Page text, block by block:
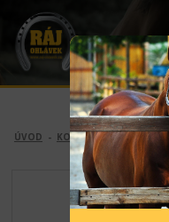
ÚVOD - KONĚ -SEDLOVÉ